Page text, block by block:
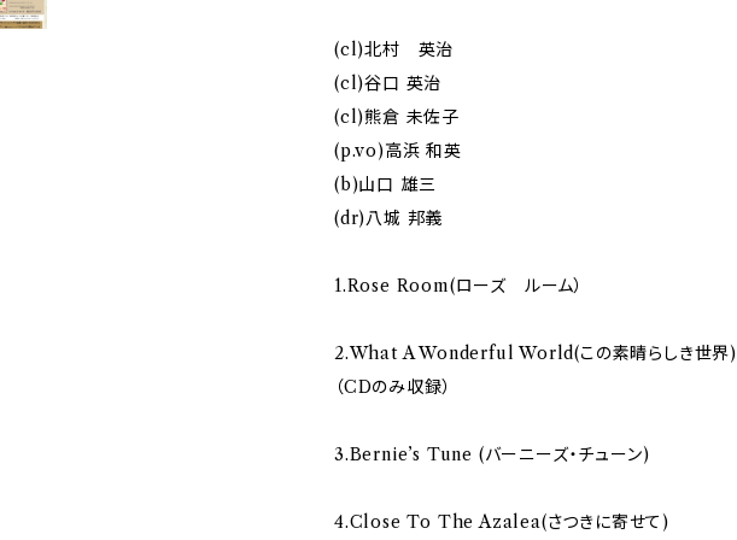
(cl)北村 英治
(cl)谷口 英治
(cl)熊倉 未佐子
(p.vo)高浜 和英
(b)山口 雄三
(dr)八城 邦義
1.Rose Room(ローズ ルーム）
2.What A Wonderful World(この素晴らしき世界)
（CDのみ収録）
3.Bernie’s Tune (バーニーズ・チューン)
4.Close To The Azalea(さつきに寄せて)